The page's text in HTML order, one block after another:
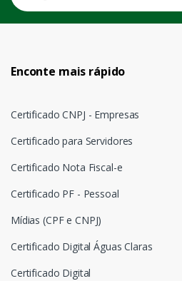
Enconte mais rápido
Certificado CNPJ - Empresas
Certificado para Servidores
Certificado Nota Fiscal-e
Certificado PF - Pessoal
Mídias (CPF e CNPJ)
Certificado Digital Águas Claras
Certificado Digital